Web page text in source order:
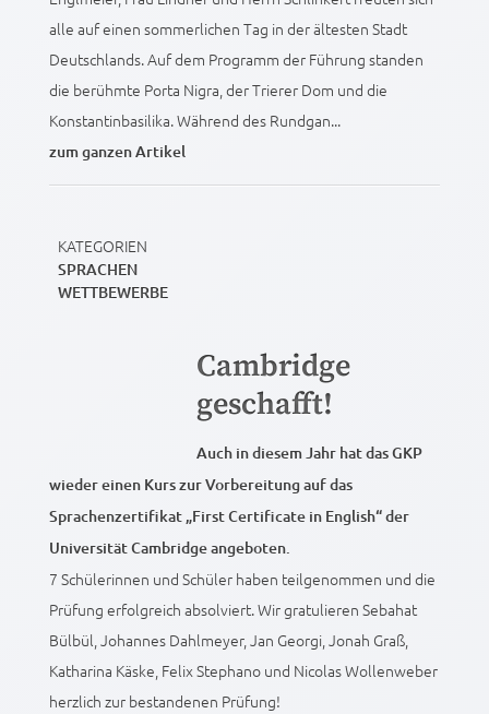
alle auf einen sommerlichen Tag in der ältesten Stadt
Deutschlands. Auf dem Programm der Führung standen
die berühmte Porta Nigra, der Trierer Dom und die
Konstantinbasilika. Während des Rundgan...
zum ganzen Artikel
KATEGORIEN
SPRACHEN
WETTBEWERBE
Cambridge
geschafft!
Auch in diesem Jahr hat das GKP
wieder einen Kurs zur Vorbereitung auf das
Sprachenzertifikat „First Certificate in English“ der
Universität Cambridge angeboten.
7 Schülerinnen und Schüler haben teilgenommen und die
Prüfung erfolgreich absolviert. Wir gratulieren Sebahat
Bülbül, Johannes Dahlmeyer, Jan Georgi, Jonah Graß,
Katharina Käske, Felix Stephano und Nicolas Wollenweber
herzlich zur bestandenen Prüfung!